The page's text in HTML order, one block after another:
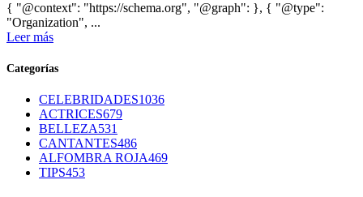
{ "@context": "https://schema.org", "@graph": }, { "@type":
"Organization", ...
Leer más
Categorías
CELEBRIDADES1036
ACTRICES679
BELLEZA531
CANTANTES486
ALFOMBRA ROJA469
TIPS453